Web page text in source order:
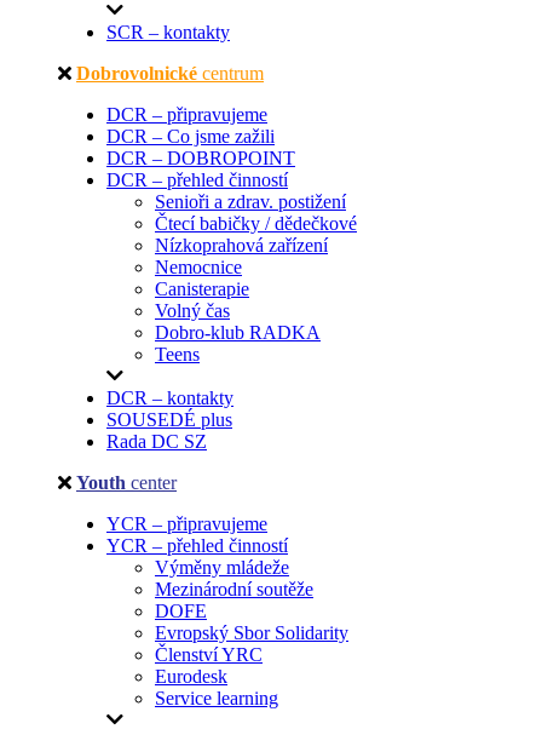
SCR – kontakty
Dobrovolnické centrum
DCR – připravujeme
DCR – Co jsme zažili
DCR – DOBROPOINT
DCR – přehled činností
Senioři a zdrav. postižení
Čtecí babičky / dědečkové
Nízkoprahová zařízení
Nemocnice
Canisterapie
Volný čas
Dobro-klub RADKA
Teens
DCR – kontakty
SOUSEDÉ plus
Rada DC SZ
Youth center
YCR – připravujeme
YCR – přehled činností
Výměny mládeže
Mezinárodní soutěže
DOFE
Evropský Sbor Solidarity
Členství YRC
Eurodesk
Service learning